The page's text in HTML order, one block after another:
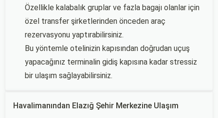
Özellikle kalabalık gruplar ve fazla bagajı olanlar için
özel transfer şirketlerinden önceden araç
rezervasyonu yaptırabilirsiniz.
Bu yöntemle otelinizin kapısından doğrudan uçuş
yapacağınız terminalin gidiş kapısına kadar stressiz
bir ulaşım sağlayabilirsiniz.
Havalimanından Elazığ Şehir Merkezine Ulaşım